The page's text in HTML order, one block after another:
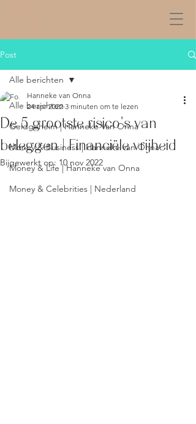
Post
Alle berichten
Geldgeheim | Hanneke Van Onna
Money & Business | Hanneke van Onna
Money & Life | Hanneke van Onna
Money & Celebrities | Nederland
Alle berichten
De 5 grootste risico's van
beleggen | Financiële vrijheid
Hanneke van Onna
24 apr 2022 3 minuten om te lezen
Bijgewerkt op: 10 nov 2022